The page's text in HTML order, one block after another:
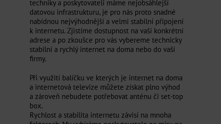
techniky a poskytovateli máme nejobsáhlejší
datovou infrastrukturu, je pro nás proto snadné
nabídnou nejvýhodnější a velmi stabilní připojení
k internetu. Zjistíme dostupnost na vaší konkrétní
adrese a po zkoušce pro vás vybereme technicky
stabilní a rychlý internet na doma nebo do vaší
firmy.
Při využití balíčku ve kterých je internet na doma
a internetová televize můžete získat plno výhod
a zároveň nebudete potřebovat anténu či set-top
box.
Rychlost a stabilita internetu závisí na mnoha